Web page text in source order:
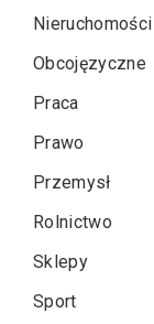
Nieruchomości
Obcojęzyczne
Praca
Prawo
Przemysł
Rolnictwo
Sklepy
Sport